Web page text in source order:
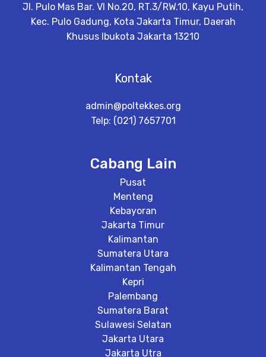
Jl. Pulo Mas Bar. VI No.20, RT.3/RW.10, Kayu Putih,
Kec. Pulo Gadung, Kota Jakarta Timur, Daerah
Khusus Ibukota Jakarta 13210
Kontak
admin@poltekkes.org
Telp: (021) 7657701
Cabang Lain
Pusat
Menteng
Kebayoran
Jakarta Timur
Kalimantan
Sumatera Utara
Kalimantan Tengah
Kepri
Palembang
Sumatera Barat
Sulawesi Selatan
Jakarta Utara
Jakarta Utra